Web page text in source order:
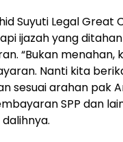
Suyuti Legal Great
ijazah yang
“Bukan menahan,
Nanti kita
sesuai arahan pak
SPP dan